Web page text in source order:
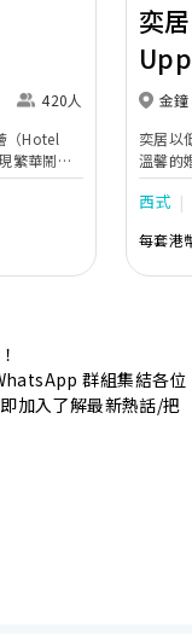
420人
（Hotel
繁華鬧巿
選。專業團
美，保證
宴會
採用極富
韻。不論
日子，令
奕居
金鐘
奕居以
溫馨的
團隊會
西式
每套港
群組集結各位
加入了解最新熱話/把